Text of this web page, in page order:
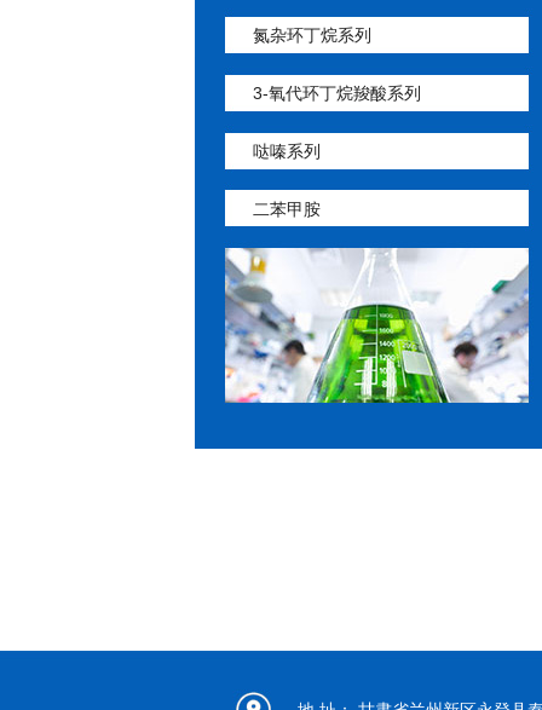
氮杂环丁烷系列
3-氧代环丁烷羧酸系列
哒嗪系列
二苯甲胺